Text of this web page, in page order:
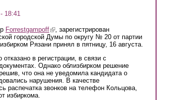
18:41
Forrestgampoff(link is external)
, зарегистрирован
городской Думы по округу № 20 от партии
Рязани принял в пятницу, 16 августа.
в регистрации, в связи с
Однако облизбирком решение
что она не уведомила кандидата о
нарушения. В качестве
распечатка звонков на телефон Кольцова,
избиркома.